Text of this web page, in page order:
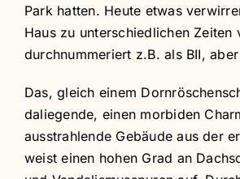
Park hatten. Heute etwas
Haus zu unterschiedlichen Zeiten
durchnummeriert z.B. als BII,
Das, gleich einem
daliegende, einen morbiden
ausstrahlende Gebäude aus der
weist einen hohen Grad an